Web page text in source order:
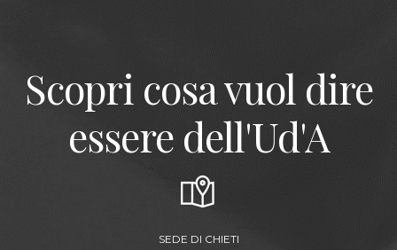
Scopri cosa vuol dire
essere dell'Ud'A
SEDE DI CHIETI